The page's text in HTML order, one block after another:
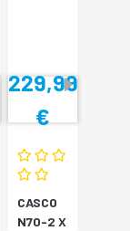
229,99
€
CASCO
N70-2 X